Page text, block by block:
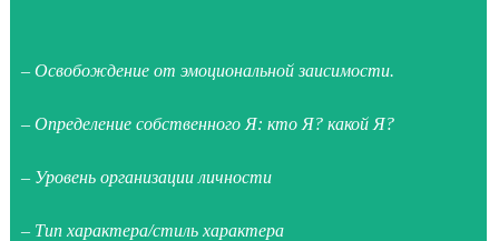
– Освобождение от эмоциональной заисимости.
– Определение собственного Я: кто Я? какой Я?
– Уровень организации личности
– Тип характера/стиль характера